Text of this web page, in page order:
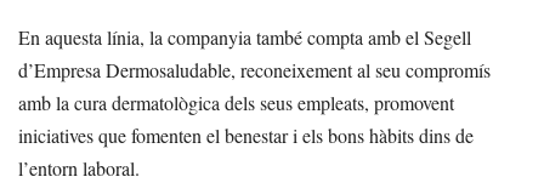
En aquesta línia, la companyia també compta amb el Segell
d’Empresa Dermosaludable, reconeixement al seu compromís
amb la cura dermatològica dels seus empleats, promovent
iniciatives que fomenten el benestar i els bons hàbits dins de
l’entorn laboral.